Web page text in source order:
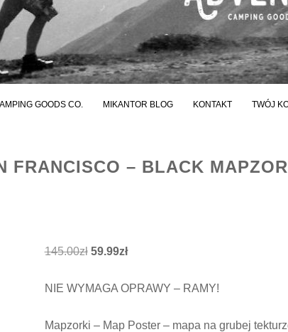
GOODS CO. MIKANTOR BLOG KONTAKT TWÓJ
FRANCISCO – BLACK
145.00zł Pierwotna
wynosiła:
59.99złAktualna
wynosi:
NIE WYMAGA OPRAWY – RAMY!
Mapzorki – Map Poster – mapa na grubej